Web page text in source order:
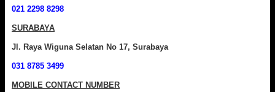
021 2298 8298
SURABAYA
Jl. Raya Wiguna Selatan No 17, Surabaya
031 8785 3499
MOBILE CONTACT NUMBER